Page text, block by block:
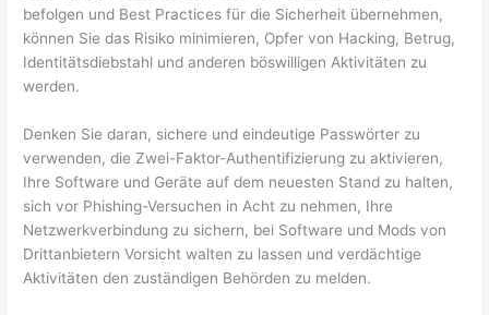
befolgen und Best Practices für die Sicherheit übernehmen,
können Sie das Risiko minimieren, Opfer von Hacking, Betrug,
Identitätsdiebstahl und anderen böswilligen Aktivitäten zu
werden.
Denken Sie daran, sichere und eindeutige Passwörter zu
verwenden, die Zwei-Faktor-Authentifizierung zu aktivieren,
Ihre Software und Geräte auf dem neuesten Stand zu halten,
sich vor Phishing-Versuchen in Acht zu nehmen, Ihre
Netzwerkverbindung zu sichern, bei Software und Mods von
Drittanbietern Vorsicht walten zu lassen und verdächtige
Aktivitäten den zuständigen Behörden zu melden.